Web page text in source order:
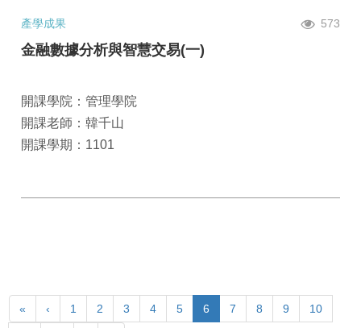
產學成果 573
金融數據分析與智慧交易(一)
開課學院：管理學院
開課老師：韓千山
開課學期：1101
« ‹ 1 2 3 4 5 6 7 8 9 10